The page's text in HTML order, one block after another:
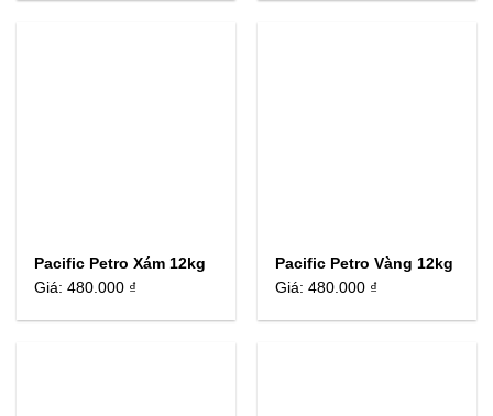
Pacific Petro Xám 12kg
Giá:480.000 ₫
Pacific Petro Vàng 12kg
Giá:480.000 ₫